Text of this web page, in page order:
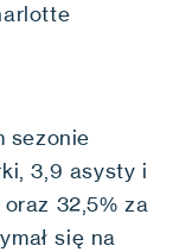
sezonie
3,9 asysty i
32,5% za
się na